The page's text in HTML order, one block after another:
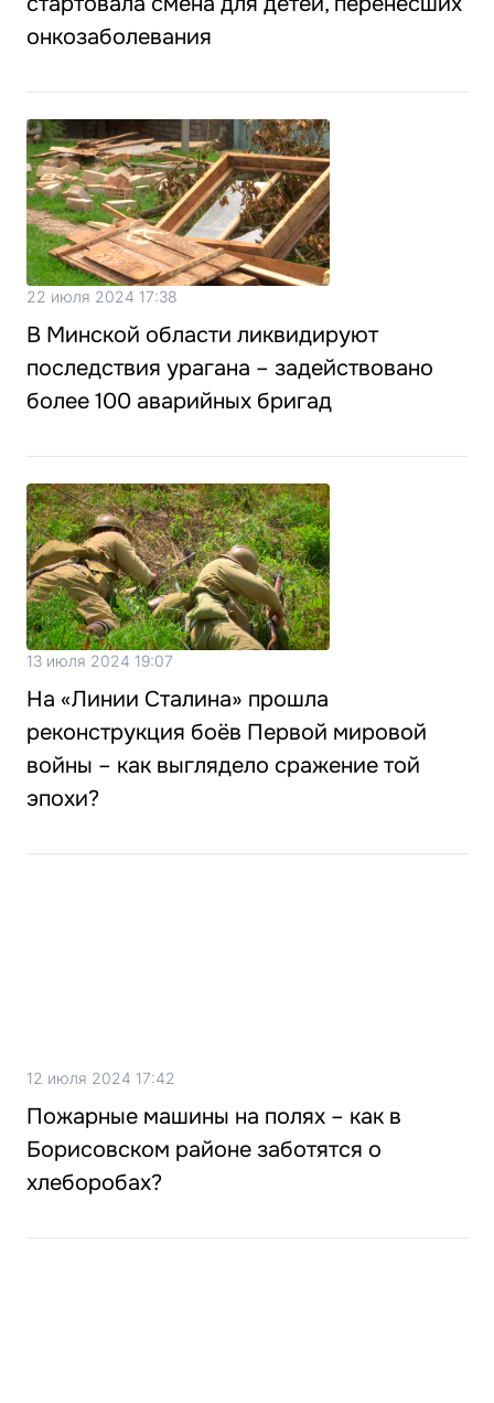
онкозаболевания
22 июля 2024 17:38
В Минской области ликвидируют
последствия урагана – задействовано
более 100 аварийных бригад
13 июля 2024 19:07
На «Линии Сталина» прошла
реконструкция боёв Первой мировой
войны – как выглядело сражение той
эпохи?
12 июля 2024 17:42
Пожарные машины на полях – как в
Борисовском районе заботятся о
хлеборобах?